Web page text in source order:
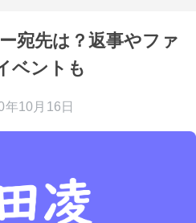
宛先は？返事やファ
ベントも
年10月16日